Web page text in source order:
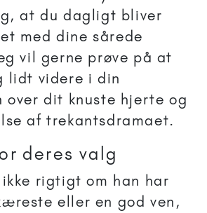
at du dagligt bliver
med dine sårede
vil gerne prøve på at
lidt videre i din
over dit knuste hjerte og
af trekantsdramaet.
deres valg
ikke rigtigt om han har
eller en god ven,